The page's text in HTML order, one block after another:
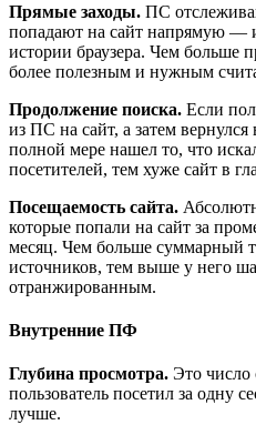
Прямые заходы. ПС
попадают на сайт напрямую —
истории браузера. Чем больше
более полезным и нужным
Продолжение поиска. Если
из ПС на сайт, а затем
полной мере нашел то, что
посетителей, тем хуже сайт в
Посещаемость сайта.
которые попали на сайт за
месяц. Чем больше суммарный
источников, тем выше у него
отранжированным.
Внутренние ПФ
Глубина просмотра. Это число
пользователь посетил за одну
лучше.